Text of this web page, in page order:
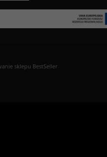
sklepu BestSeller